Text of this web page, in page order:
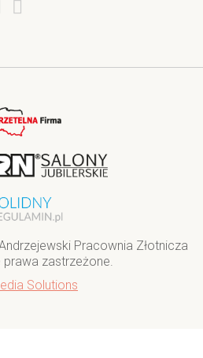
Pracownia Złotnicza
prawa zastrzeżone.
Solutions